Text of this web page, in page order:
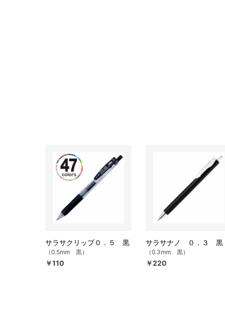
サラサクリップ０．５ 黒
（0.5mm 黒）
￥110
サラサナノ ０．３ 黒
（0.3mm 黒）
￥220